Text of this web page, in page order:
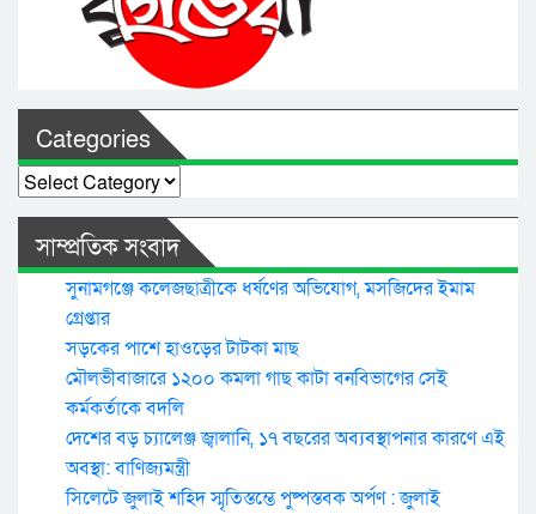
Categories
Categories
সাম্প্রতিক সংবাদ
সুনামগঞ্জে কলেজছাত্রীকে ধর্ষণের অভিযোগ, মসজিদের ইমাম
গ্রেপ্তার
সড়কের পাশে হাওড়ের টাটকা মাছ
মৌলভীবাজারে ১২০০ কমলা গাছ কাটা বনবিভাগের সেই
কর্মকর্তাকে বদলি
দেশের বড় চ্যালেঞ্জ জ্বালানি, ১৭ বছরের অব্যবস্থাপনার কারণে এই
অবস্থা: বাণিজ্যমন্ত্রী
সিলেটে জুলাই শহিদ স্মৃতিস্তম্ভে পুষ্পস্তবক অর্পণ : জুলাই